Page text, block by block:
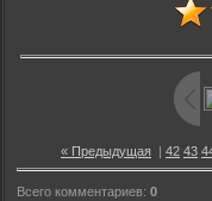
« Предыдущая | 42 43
Всего комментариев: 0